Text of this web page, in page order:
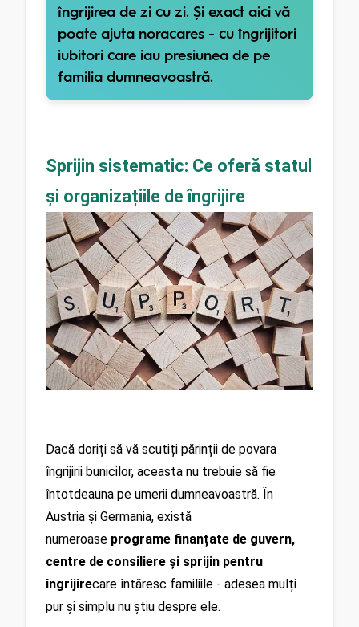
îngrijirea de zi cu zi. Și exact aici vă
poate ajuta noracares - cu îngrijitori
iubitori care iau presiunea de pe
familia dumneavoastră.
Sprijin sistematic: Ce oferă statul
și organizațiile de îngrijire
Dacă doriți să vă scutiți părinții de povara
îngrijirii bunicilor, aceasta nu trebuie să fie
întotdeauna pe umerii dumneavoastră. În
Austria și Germania, există
numeroase programe finanțate de guvern,
centre de consiliere și sprijin pentru
îngrijirecare întăresc familiile - adesea mulți
pur și simplu nu știu despre ele.